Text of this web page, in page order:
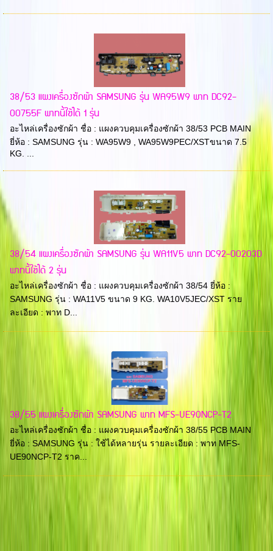
38/53 แผงเครื่องซักผ้า SAMSUNG รุ่น WA95W9 พาท DC92-
00755F พาทนี้ใช้ได้ 1 รุ่น
อะไหล่เครื่องซักผ้า ชื่อ : แผงควบคุมเครื่องซักผ้า 38/53 PCB MAIN
ยี่ห้อ : SAMSUNG รุ่น : WA95W9 , WA95W9PEC/XSTขนาด 7.5
KG. ...
38/54 แผงเครื่องซักผ้า SAMSUNG รุ่น WA11V5 พาท DC92-00203D
พาทนี้ใช้ได้ 2 รุ่น
อะไหล่เครื่องซักผ้า ชื่อ : แผงควบคุมเครื่องซักผ้า 38/54 ยี่ห้อ :
SAMSUNG รุ่น : WA11V5 ขนาด 9 KG. WA10V5JEC/XST ราย
ละเอียด : พาท D...
38/55 แผงเครื่องซักผ้า SAMSUNG พาท MFS-UE90NCP-T2
อะไหล่เครื่องซักผ้า ชื่อ : แผงควบคุมเครื่องซักผ้า 38/55 PCB MAIN
ยี่ห้อ : SAMSUNG รุ่น : ใช้ได้หลายรุ่น รายละเอียด : พาท MFS-
UE90NCP-T2 ราค...